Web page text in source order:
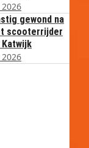
gewond na
scooterrijder
Katwijk